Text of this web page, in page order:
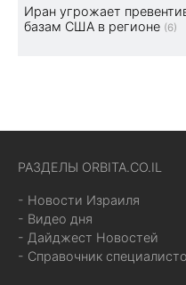
Иран угрожает
базам США в регионе (6)
РАЗДЕЛЫ ORBITA.CO.IL
- Новости Израиля
- Видео дня
- Дайджест Новостей
- Справочник